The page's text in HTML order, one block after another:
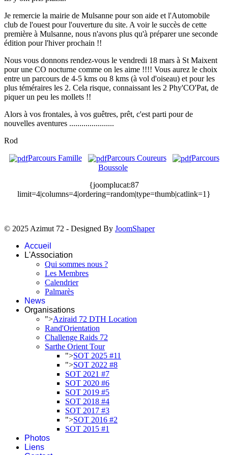
Je remercie la mairie de Mulsanne pour son aide et l'Automobile
club de l'ouest pour l'ouverture du site. A voir le succès de cette
première à Mulsanne, nous n'avons plus qu'à préparer une seconde
édition pour l'hiver prochain !!
Nous vous donnons rendez-vous le vendredi 18 mars à St Maixent
pour une CO nocturne comme on les aime !!!! Vous aurez le choix
entre un parcours de 4-5 kms ou 8 kms (à vol d'oiseau) et pour les
plus téméraires les 2. Cela risque, connaissant les 2 Phy'CO'Pat, de
piquer un peu les mollets !!
Alors à vos frontales, à vos guêtres, prêt, c'est parti pour de
nouvelles aventures ......................
Rod
Parcours Famille
Parcours Coureurs
Parcours
Boussole
{joomplucat:87
limit=4|columns=4|ordering=random|type=thumb|catlink=1}
© 2025 Azimut 72 - Designed By JoomShaper
Accueil
L'Association
Qui sommes nous ?
Les Membres
Calendrier
Palmarès
News
Organisations
">Aziraid 72 DTH Location
Rand'Orientation
Challenge Raids 72
Sarthe Orient Tour
">SOT 2025 #11
">SOT 2022 #8
SOT 2021 #7
SOT 2020 #6
SOT 2019 #5
SOT 2018 #4
SOT 2017 #3
">SOT 2016 #2
SOT 2015 #1
Photos
Liens